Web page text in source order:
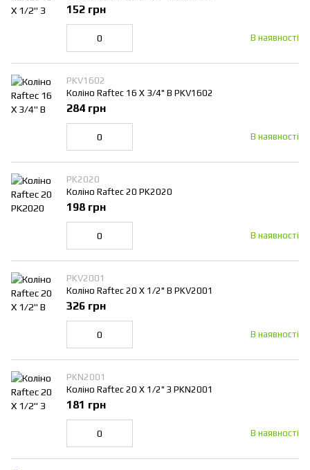
В наявності
152 грн
PKV1602
Коліно Raftec 16 Х 3/4" В PKV1602
В наявності
284 грн
PK2020
Коліно Raftec 20 PK2020
В наявності
198 грн
PKV2001
Коліно Raftec 20 Х 1/2" В PKV2001
В наявності
326 грн
PKN2001
Коліно Raftec 20 Х 1/2" З PKN2001
В наявності
181 грн